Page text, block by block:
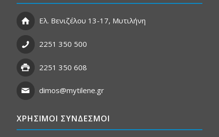
Ελ. Βενιζέλου 13-17, Μυτιλήνη
2251 350 500
2251 350 608
dimos@mytilene.gr
ΧΡΗΣΙΜΟΙ ΣΥΝΔΕΣΜΟΙ